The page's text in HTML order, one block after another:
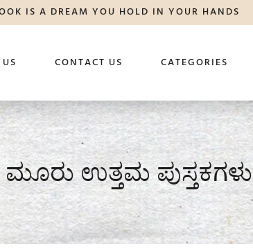
IS A DREAM YOU HOLD IN YOUR HANDS
CONTACT US CATEGORIES
ಉತ್ತಮ ಪುಸ್ತಕಗಳು